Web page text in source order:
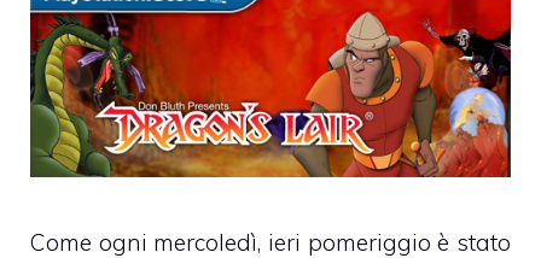
Come ogni mercoledì, ieri pomeriggio è stato